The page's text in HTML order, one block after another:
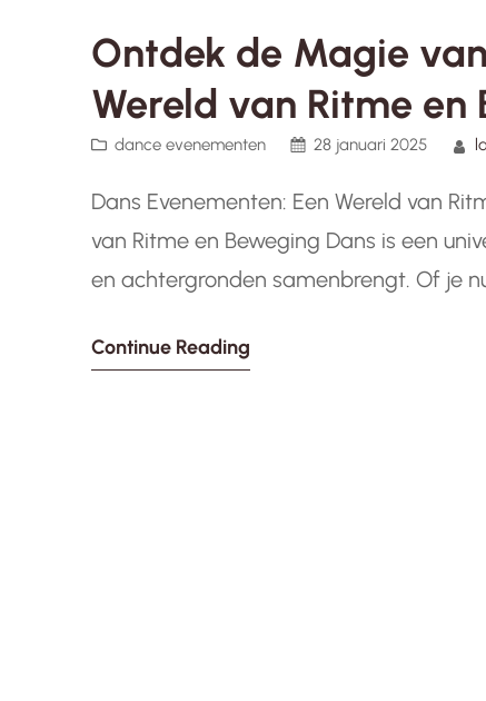
Ontdek de Magie
Wereld van Ritme en
dance evenementen 28 januari 2025
Dans Evenementen: Een Wereld van
van Ritme en Beweging Dans is een
en achtergronden samenbrengt. Of je
delen en…
Continue Reading